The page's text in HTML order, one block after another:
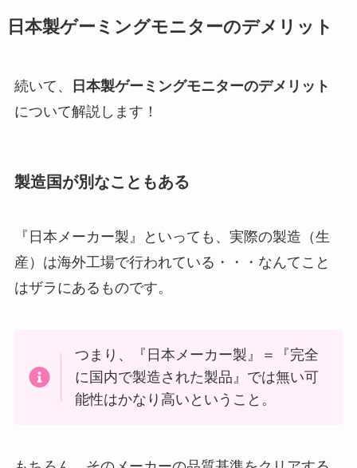
日本製ゲーミングモニターのデメリット
続いて、
日本製ゲーミングモニターのデメリット
について解説します！
製造国が別なこともある
『日本メーカー製』といっても、実際の製造（生
産）は海外工場で行われている・・・なんてこと
はザラにあるものです。
つまり、『日本メーカー製』＝『完全
に国内で製造された製品』では無い可
能性はかなり高いということ。